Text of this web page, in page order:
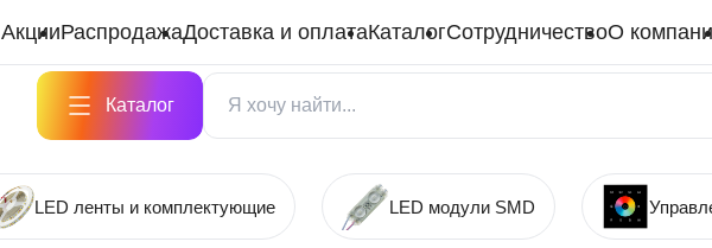
АкцииРаспродажаДоставка и оплатаКаталогСотрудничествоО
Каталог
LED ленты и комплектующие LED модули SMD